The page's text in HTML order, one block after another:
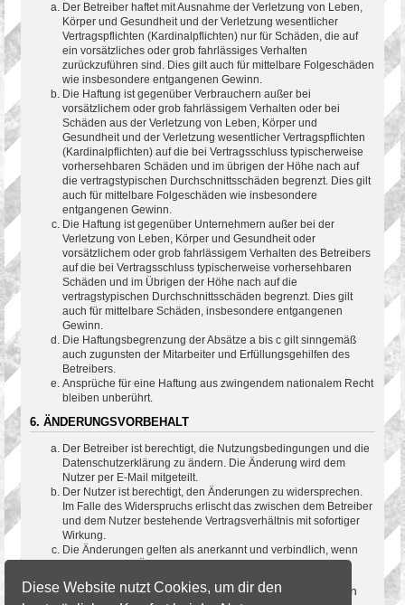
Diese Website nutzt Cookies, um dir den
Der Betreiber haftet mit Ausnahme der Verletzung von Leben,
Körper und Gesundheit und der Verletzung wesentlicher
Vertragspflichten (Kardinalpflichten) nur für Schäden, die auf
ein vorsätzliches oder grob fahrlässiges Verhalten
zurückzuführen sind. Dies gilt auch für mittelbare Folgeschäden
wie insbesondere entgangenen Gewinn.
Die Haftung ist gegenüber Verbrauchern außer bei
vorsätzlichem oder grob fahrlässigem Verhalten oder bei
Schäden aus der Verletzung von Leben, Körper und
Gesundheit und der Verletzung wesentlicher Vertragspflichten
(Kardinalpflichten) auf die bei Vertragsschluss typischerweise
vorhersehbaren Schäden und im übrigen der Höhe nach auf
die vertragstypischen Durchschnittsschäden begrenzt. Dies gilt
auch für mittelbare Folgeschäden wie insbesondere
entgangenen Gewinn.
Die Haftung ist gegenüber Unternehmern außer bei der
Verletzung von Leben, Körper und Gesundheit oder
vorsätzlichem oder grob fahrlässigem Verhalten des Betreibers
auf die bei Vertragsschluss typischerweise vorhersehbaren
Schäden und im Übrigen der Höhe nach auf die
vertragstypischen Durchschnittsschäden begrenzt. Dies gilt
auch für mittelbare Schäden, insbesondere entgangenen
Gewinn.
Die Haftungsbegrenzung der Absätze a bis c gilt sinngemäß
auch zugunsten der Mitarbeiter und Erfüllungsgehilfen des
Betreibers.
Ansprüche für eine Haftung aus zwingendem nationalem Recht
bleiben unberührt.
6. ÄNDERUNGSVORBEHALT
Der Betreiber ist berechtigt, die Nutzungsbedingungen und die
Datenschutzerklärung zu ändern. Die Änderung wird dem
Nutzer per E-Mail mitgeteilt.
Der Nutzer ist berechtigt, den Änderungen zu widersprechen.
Im Falle des Widerspruchs erlischt das zwischen dem Betreiber
und dem Nutzer bestehende Vertragsverhältnis mit sofortiger
Wirkung.
Die Änderungen gelten als anerkannt und verbindlich, wenn
der Nutzer den Änderungen zugestimmt hat.
Informationen über den Umgang mit deinen persönlichen